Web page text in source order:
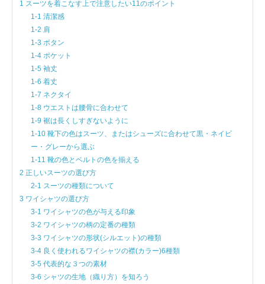
1 スーツを着こなす上で注意したい11のポイント
1-1 清潔感
1-2 肩
1-3 ボタン
1-4 ポケット
1-5 袖丈
1-6 着丈
1-7 ネクタイ
1-8 ウエストは腰骨に合わせて
1-9 裾は長くしすぎないように
1-10 靴下の色はスーツ、またはシューズに合わせて黒・ネイビ
ー・グレーから選ぶ
1-11 靴の色とベルトの色を揃える
2 正しいスーツの選び方
2-1 スーツの種類について
3 ワイシャツの選び方
3-1 ワイシャツの色が与える印象
3-2 ワイシャツの柄の定番の種類
3-3 ワイシャツの形状(シルエット)の種類
3-4 良く使われるワイシャツの襟(カラー)6種類
3-5 代表的な３つの素材
3-6 シャツの生地（織り方）を知ろう